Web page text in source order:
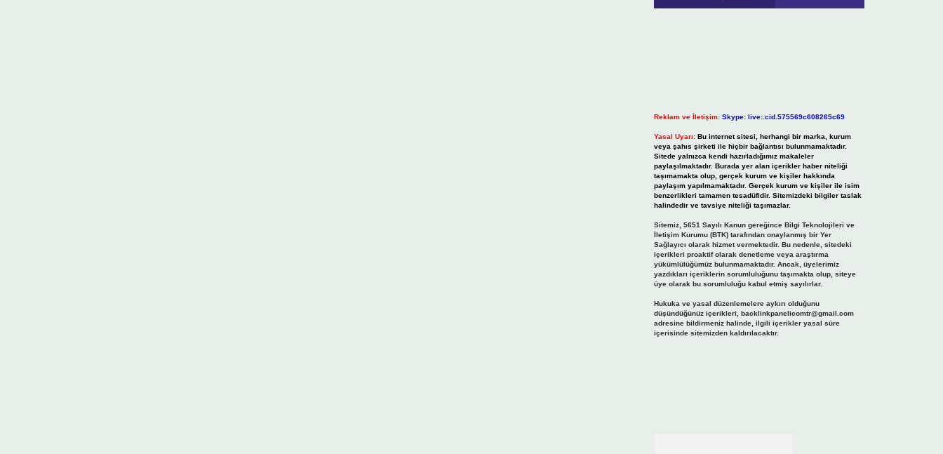
Reklam ve İletişim: Skype: live:.cid.575569c608265c69
Yasal Uyarı: Bu internet sitesi, herhangi bir marka, kurum
veya şahıs şirketi ile hiçbir bağlantısı bulunmamaktadır.
Sitede yalnızca kendi hazırladığımız makaleler
paylaşılmaktadır. Burada yer alan içerikler haber niteliği
taşımamakta olup, gerçek kurum ve kişiler hakkında
paylaşım yapılmamaktadır. Gerçek kurum ve kişiler ile isim
benzerlikleri tamamen tesadüfidir. Sitemizdeki bilgiler taslak
halindedir ve tavsiye niteliği taşımazlar.
Sitemiz, 5651 Sayılı Kanun gereğince Bilgi Teknolojileri ve
İletişim Kurumu (BTK) tarafından onaylanmış bir Yer
Sağlayıcı olarak hizmet vermektedir. Bu nedenle, sitedeki
içerikleri proaktif olarak denetleme veya araştırma
yükümlülüğümüz bulunmamaktadır. Ancak, üyelerimiz
yazdıkları içeriklerin sorumluluğunu taşımakta olup, siteye
üye olarak bu sorumluluğu kabul etmiş sayılırlar.
Hukuka ve yasal düzenlemelere aykırı olduğunu
düşündüğünüz içerikleri, backlinkpanelicomtr@gmail.com
adresine bildirmeniz halinde, ilgili içerikler yasal süre
içerisinde sitemizden kaldırılacaktır.